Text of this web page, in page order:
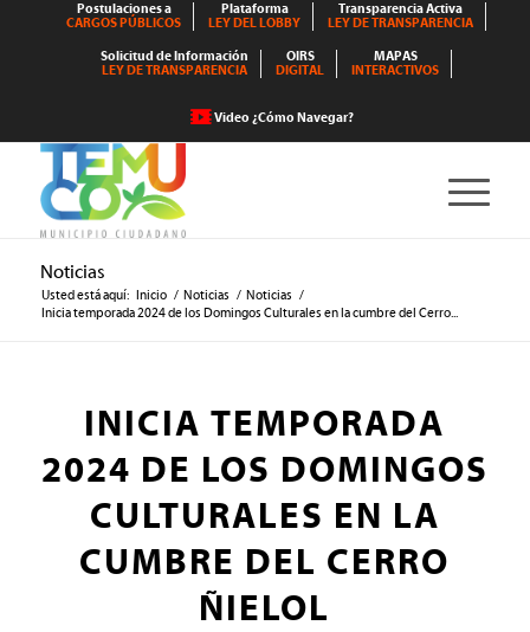
Postulaciones a
CARGOS PÚBLICOS
Plataforma
LEY DEL LOBBY
Transparencia Activa
LEY DE TRANSPARENCIA
Solicitud de Información
LEY DE TRANSPARENCIA
OIRS
DIGITAL
MAPAS
INTERACTIVOS
Video ¿Cómo Navegar?
Noticias
Usted está aquí: Inicio / Noticias / Noticias /
Inicia temporada 2024 de los Domingos Culturales en la cumbre del Cerro...
INICIA TEMPORADA
2024 DE LOS DOMINGOS
CULTURALES EN LA
CUMBRE DEL CERRO
ÑIELOL